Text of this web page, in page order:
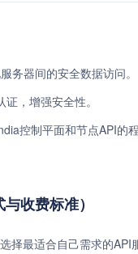
务器间的安全数据访问。
，增强安全性。
控制平面和节点API的
收费标准）
择最适合自己需求的